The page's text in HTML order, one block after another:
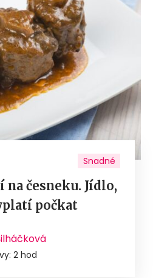
Snadné
na česneku. Jídlo,
počkat
2 hod